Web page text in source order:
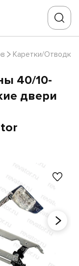
Каретки/Отводки
40/10-
двери